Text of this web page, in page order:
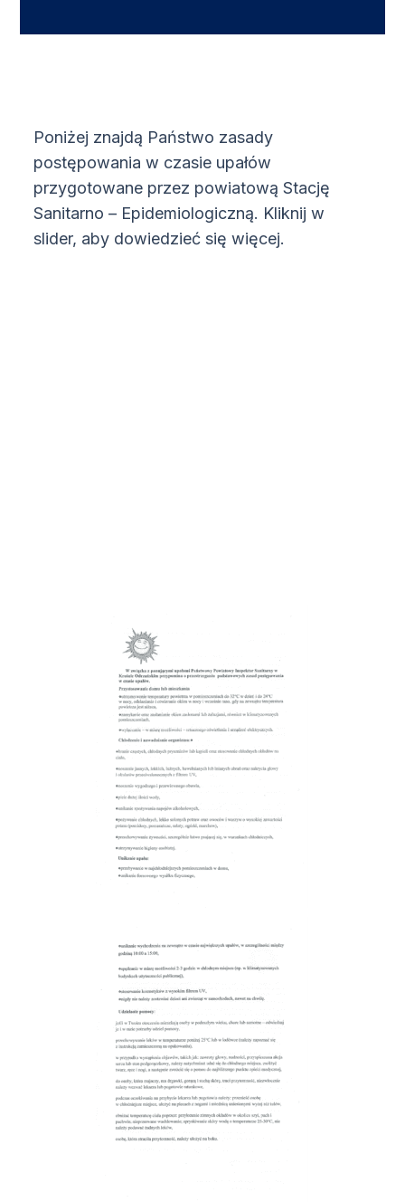
Poniżej znajdą Państwo zasady
postępowania w czasie upałów
przygotowane przez powiatową Stację
Sanitarno – Epidemiologiczną. Kliknij w
slider, aby dowiedzieć się więcej.